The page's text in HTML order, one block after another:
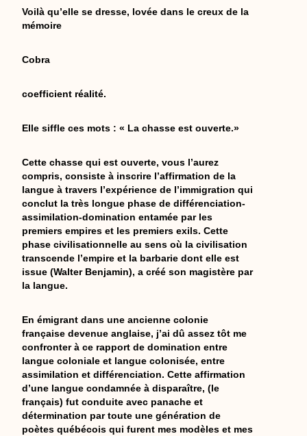
Voilà qu’elle se dresse, lovée dans le creux de la
mémoire
Cobra
coefficient réalité.
Elle siffle ces mots : « La chasse est ouverte.»
Cette chasse qui est ouverte, vous l’aurez
compris, consiste à inscrire l’affirmation de la
langue à travers l’expérience de l’immigration qui
conclut la très longue phase de différenciation-
assimilation-domination entamée par les
premiers empires et les premiers exils. Cette
phase civilisationnelle au sens où la civilisation
transcende l’empire et la barbarie dont elle est
issue (Walter Benjamin), a créé son magistère par
la langue.
En émigrant dans une ancienne colonie
française devenue anglaise, j’ai dû assez tôt me
confronter à ce rapport de domination entre
langue coloniale et langue colonisée, entre
assimilation et différenciation. Cette affirmation
d’une langue condamnée à disparaître, (le
français) fut conduite avec panache et
détermination par toute une génération de
poètes québécois qui furent mes modèles et mes